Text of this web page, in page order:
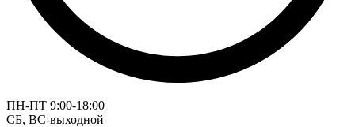
ПН-ПТ 9:00-18:00
СБ, ВС-выходной